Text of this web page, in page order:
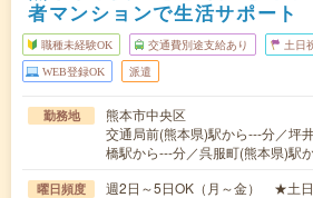
者マンションで生活サポート
職種未経験OK 交通費別途支給あり 土日
WEB登録OK 派遣
勤務地
熊本市中央区
交通局前(熊本県)駅から---分／坪
橋駅から---分／呉服町(熊本県)駅
曜日頻度 週2日～5日OK（月～金） ★土